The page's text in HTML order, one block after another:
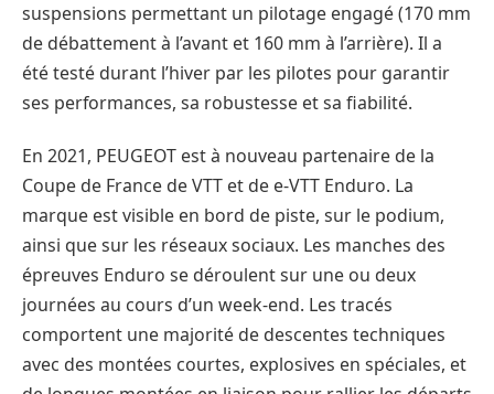
suspensions permettant un pilotage engagé (170 mm
de débattement à l’avant et 160 mm à l’arrière). Il a
été testé durant l’hiver par les pilotes pour garantir
ses performances, sa robustesse et sa fiabilité.
En 2021, PEUGEOT est à nouveau partenaire de la
Coupe de France de VTT et de e-VTT Enduro. La
marque est visible en bord de piste, sur le podium,
ainsi que sur les réseaux sociaux. Les manches des
épreuves Enduro se déroulent sur une ou deux
journées au cours d’un week-end. Les tracés
comportent une majorité de descentes techniques
avec des montées courtes, explosives en spéciales, et